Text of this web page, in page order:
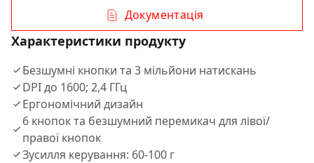
Документація
Характеристики продукту
Безшумні кнопки та 3 мільйони натискань
DPI до 1600; 2,4 ГГц
Ергономічний дизайн
6 кнопок та безшумний перемикач для лівої/
правої кнопок
Зусилля керування: 60-100 г